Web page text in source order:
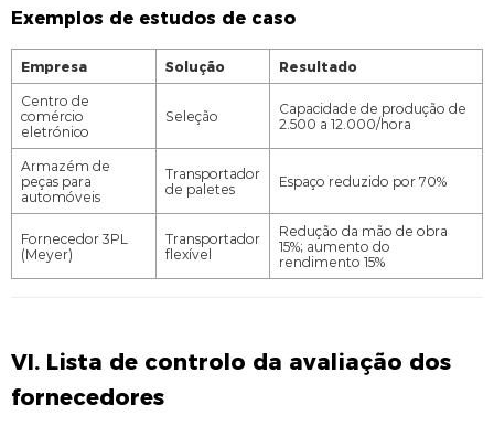
Exemplos de estudos de caso
Empresa Solução Resultado
Centro de
comércio
eletrónico
Seleção
Capacidade de produção de
2.500 a 12.000/hora
Armazém de
peças para
automóveis
Transportador
de paletes
Espaço reduzido por 70%
Fornecedor 3PL
(Meyer)
Transportador
flexível
Redução da mão de obra
15%; aumento do
rendimento 15%
VI. Lista de controlo da avaliação dos
fornecedores